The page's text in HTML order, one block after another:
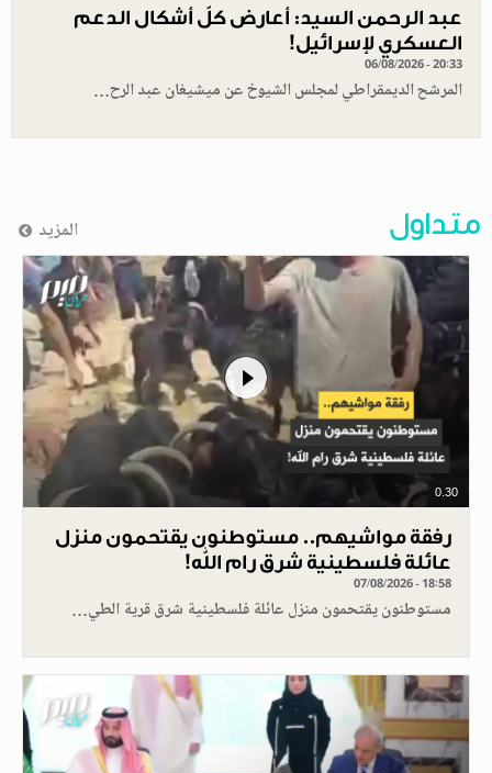
عبد الرحمن السيد: أعارض كلّ أشكال الدعم
العسكري لإسرائيل!
06/08/2026 - 20:33
المرشح الديمقراطي لمجلس الشيوخ عن ميشيغان عبد الرح…
متداول المزيد
0.30
رفقة مواشيهم.. مستوطنون يقتحمون منزل
عائلة فلسطينية شرق رام الله!
07/08/2026 - 18:58
مستوطنون يقتحمون منزل عائلة فلسطينية شرق قرية الطي…